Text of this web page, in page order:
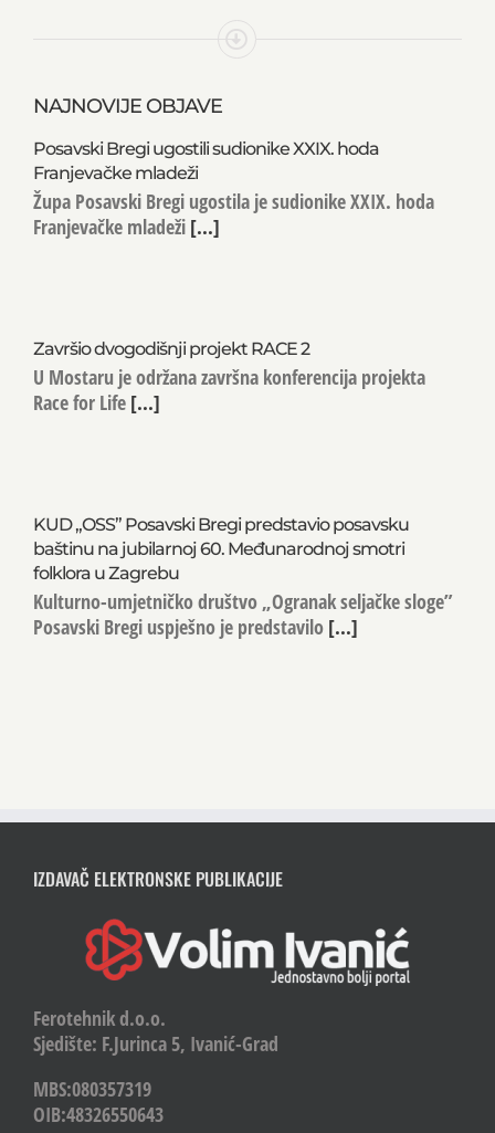
NAJNOVIJE OBJAVE
Posavski Bregi ugostili sudionike XXIX. hoda
Franjevačke mladeži
Župa Posavski Bregi ugostila je sudionike XXIX. hoda
Franjevačke mladeži [...]
Završio dvogodišnji projekt RACE 2
U Mostaru je održana završna konferencija projekta
Race for Life [...]
KUD „OSS” Posavski Bregi predstavio posavsku
baštinu na jubilarnoj 60. Međunarodnoj smotri
folklora u Zagrebu
Kulturno-umjetničko društvo „Ogranak seljačke sloge”
Posavski Bregi uspješno je predstavilo [...]
IZDAVAČ ELEKTRONSKE PUBLIKACIJE
Ferotehnik d.o.o.
Sjedište: F.Jurinca 5, Ivanić-Grad
MBS:080357319
OIB:48326550643